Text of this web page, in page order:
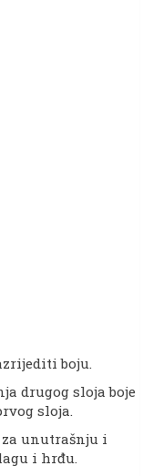
boju.
drugog sloja boje
sloja.
za unutrašnju i
i hrđu.